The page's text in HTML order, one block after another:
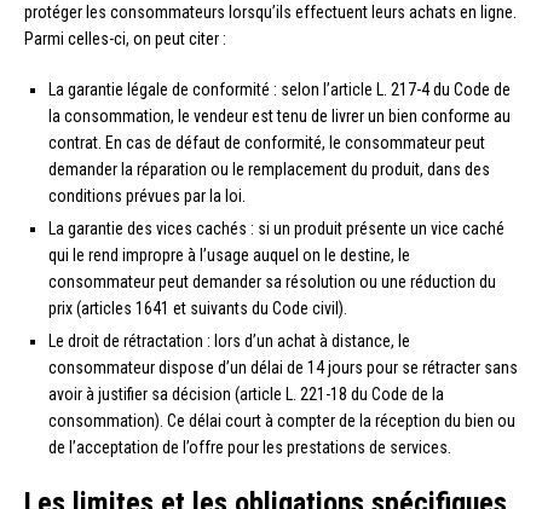
protéger les consommateurs lorsqu’ils effectuent leurs achats en ligne.
Parmi celles-ci, on peut citer :
La garantie légale de conformité : selon l’article L. 217-4 du Code de
la consommation, le vendeur est tenu de livrer un bien conforme au
contrat. En cas de défaut de conformité, le consommateur peut
demander la réparation ou le remplacement du produit, dans des
conditions prévues par la loi.
La garantie des vices cachés : si un produit présente un vice caché
qui le rend impropre à l’usage auquel on le destine, le
consommateur peut demander sa résolution ou une réduction du
prix (articles 1641 et suivants du Code civil).
Le droit de rétractation : lors d’un achat à distance, le
consommateur dispose d’un délai de 14 jours pour se rétracter sans
avoir à justifier sa décision (article L. 221-18 du Code de la
consommation). Ce délai court à compter de la réception du bien ou
de l’acceptation de l’offre pour les prestations de services.